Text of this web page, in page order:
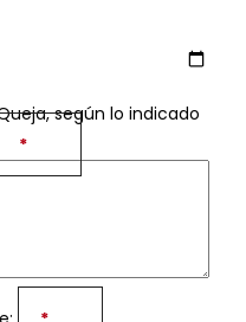
según lo indicado
*